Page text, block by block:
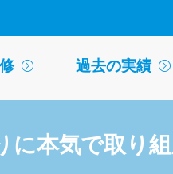
過去の実績
に本気で取り